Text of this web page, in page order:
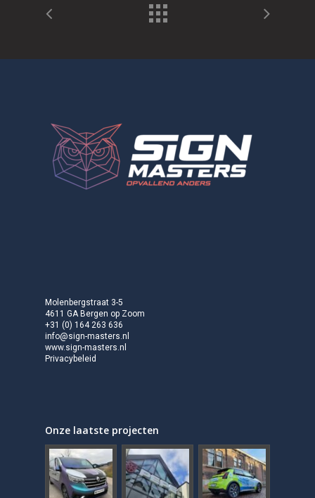
Molenbergstraat 3-5
4611 GA Bergen op Zoom
+31 (0) 164 263 636
info@sign-masters.nl
www.sign-masters.nl
Privacybeleid
Onze laatste projecten